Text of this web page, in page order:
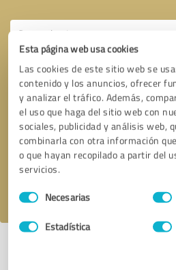
Esta página web usa cookies
Las cookies de este sitio web se
contenido y los anuncios, ofrecer
y analizar el tráfico. Además,
el uso que haga del sitio web con
sociales, publicidad y análisis web,
combinarla con otra información
o que hayan recopilado a partir del
servicios.
Selección
de
Necesarias
Estadística
Solicitar una llamada
Enviar
Informar de un